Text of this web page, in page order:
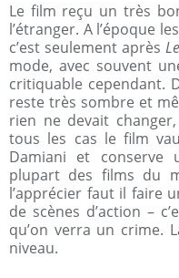
Le film reçu un très
l’étranger. A l’époque
c’est seulement après
mode, avec souvent
critiquable cependant.
reste très sombre et
rien ne devait
tous les cas le film
Damiani et conserve
plupart des films du
l’apprécier faut il faire
de scènes d’action –
qu’on verra un crime.
niveau.